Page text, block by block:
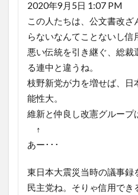
2020年9月5日 1:07 PM
この人たちは、公文書改
らないなんてことないし信
悪い伝統を引き継ぐ、総裁
る連中と違うね。
枝野新党が力を増せば、日
能性大。
維新と仲良し改憲グループ
↑
あー･･･
東日本大震災当時の議事録
民主党ね。そりゃ信用でき